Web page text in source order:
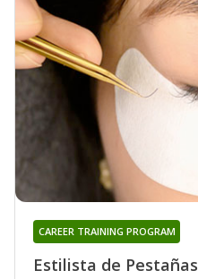
Estilista de Pestañas
CAREER TRAINING PROGRAM